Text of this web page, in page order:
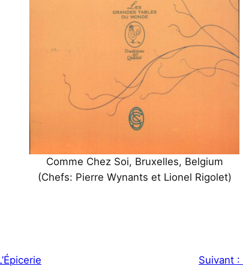
Comme Chez Soi, Bruxelles, Belgium
(Chefs: Pierre Wynants et Lionel Rigolet)
Suivant :